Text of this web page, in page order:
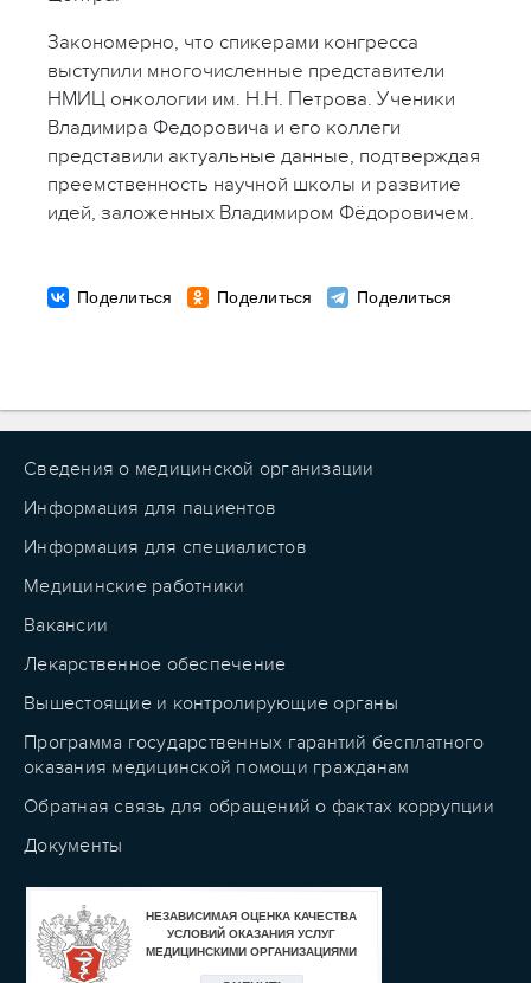
Закономерно, что спикерами конгресса
выступили многочисленные представители
НМИЦ онкологии им. Н.Н. Петрова. Ученики
Владимира Федоровича и его коллеги
представили актуальные данные, подтверждая
преемственность научной школы и развитие
идей, заложенных Владимиром Фёдоровичем.
Сведения о медицинской организации
Информация для пациентов
Информация для специалистов
Медицинские работники
Вакансии
Лекарственное обеспечение
Вышестоящие и контролирующие органы
Программа государственных гарантий бесплатного
оказания медицинской помощи гражданам
Обратная связь для обращений о фактах коррупции
Документы